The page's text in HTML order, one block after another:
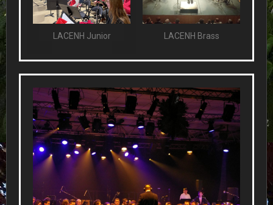
LACENH Junior LACENH Brass